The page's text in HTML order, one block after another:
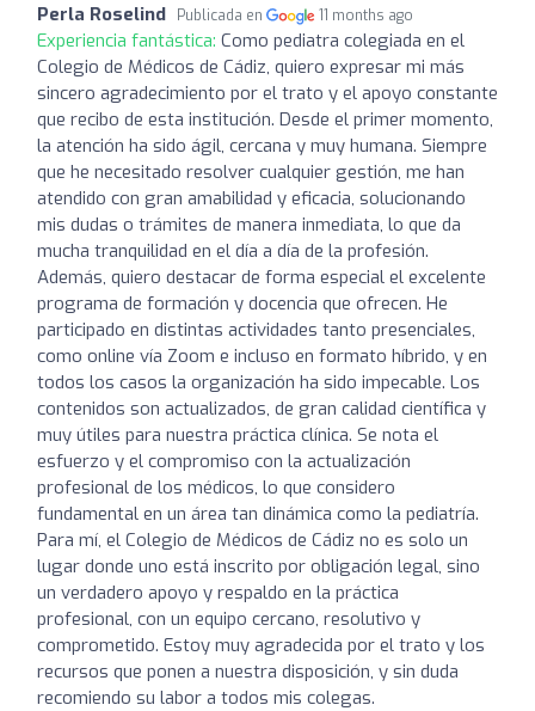
Perla Roselind Publicada en 11 months ago
Experiencia fantástica: Como pediatra colegiada en el
Colegio de Médicos de Cádiz, quiero expresar mi más
sincero agradecimiento por el trato y el apoyo constante
que recibo de esta institución. Desde el primer momento,
la atención ha sido ágil, cercana y muy humana. Siempre
que he necesitado resolver cualquier gestión, me han
atendido con gran amabilidad y eficacia, solucionando
mis dudas o trámites de manera inmediata, lo que da
mucha tranquilidad en el día a día de la profesión.
Además, quiero destacar de forma especial el excelente
programa de formación y docencia que ofrecen. He
participado en distintas actividades tanto presenciales,
como online vía Zoom e incluso en formato híbrido, y en
todos los casos la organización ha sido impecable. Los
contenidos son actualizados, de gran calidad científica y
muy útiles para nuestra práctica clínica. Se nota el
esfuerzo y el compromiso con la actualización
profesional de los médicos, lo que considero
fundamental en un área tan dinámica como la pediatría.
Para mí, el Colegio de Médicos de Cádiz no es solo un
lugar donde uno está inscrito por obligación legal, sino
un verdadero apoyo y respaldo en la práctica
profesional, con un equipo cercano, resolutivo y
comprometido. Estoy muy agradecida por el trato y los
recursos que ponen a nuestra disposición, y sin duda
recomiendo su labor a todos mis colegas.